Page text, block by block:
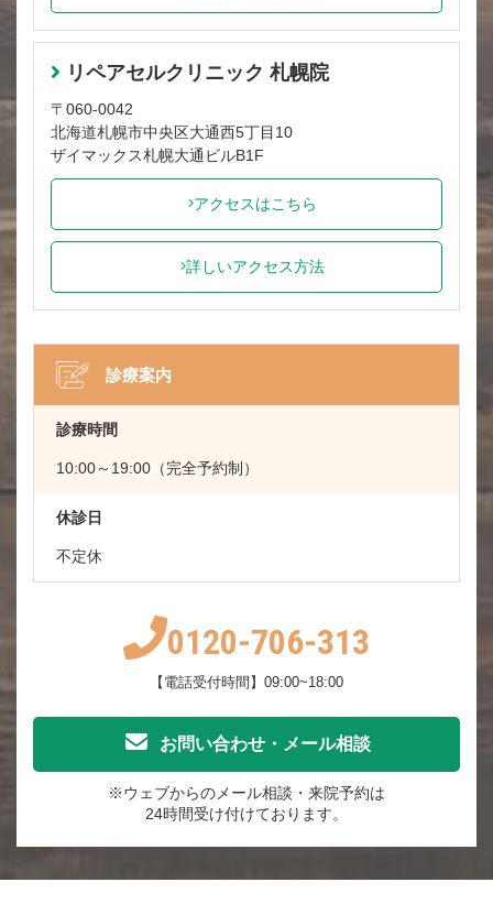
リペアセルクリニック 札幌院
〒060-0042
北海道札幌市中央区大通西5丁目10
ザイマックス札幌大通ビルB1F
アクセスはこちら
詳しいアクセス方法
診療案内
診療時間
10:00～19:00（完全予約制）
休診日
不定休
0120-706-313
【電話受付時間】09:00~18:00
お問い合わせ・メール相談
※ウェブからのメール相談・来院予約は
24時間受け付けております。